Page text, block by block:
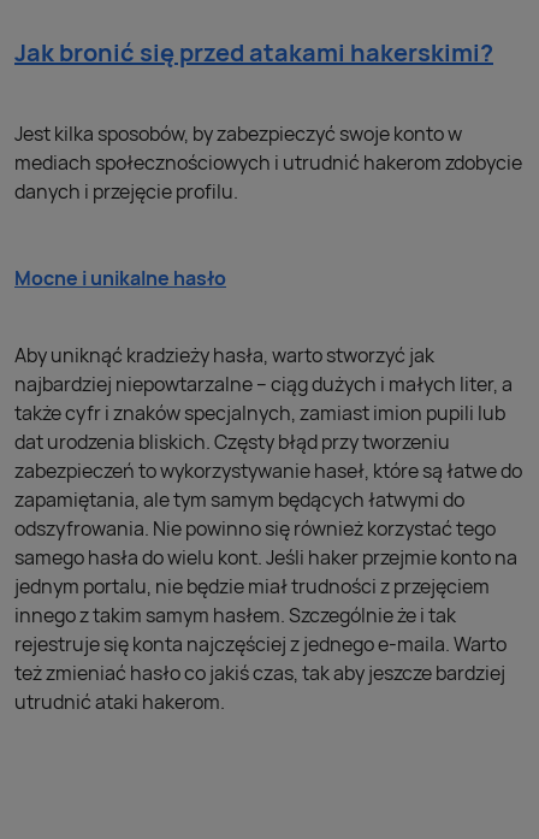
Jak bronić się przed atakami hakerskimi?
Jest kilka sposobów, by zabezpieczyć swoje konto w
mediach społecznościowych i utrudnić hakerom zdobycie
danych i przejęcie profilu.
Mocne i unikalne hasło
Aby uniknąć kradzieży hasła, warto stworzyć jak
najbardziej niepowtarzalne – ciąg dużych i małych liter, a
także cyfr i znaków specjalnych, zamiast imion pupili lub
dat urodzenia bliskich. Częsty błąd przy tworzeniu
zabezpieczeń to wykorzystywanie haseł, które są łatwe do
zapamiętania, ale tym samym będących łatwymi do
odszyfrowania. Nie powinno się również korzystać tego
samego hasła do wielu kont. Jeśli haker przejmie konto na
jednym portalu, nie będzie miał trudności z przejęciem
innego z takim samym hasłem. Szczególnie że i tak
rejestruje się konta najczęściej z jednego e-maila. Warto
też zmieniać hasło co jakiś czas, tak aby jeszcze bardziej
utrudnić ataki hakerom.